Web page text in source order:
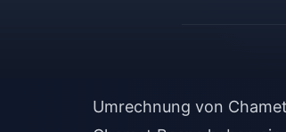
Umrechnung von